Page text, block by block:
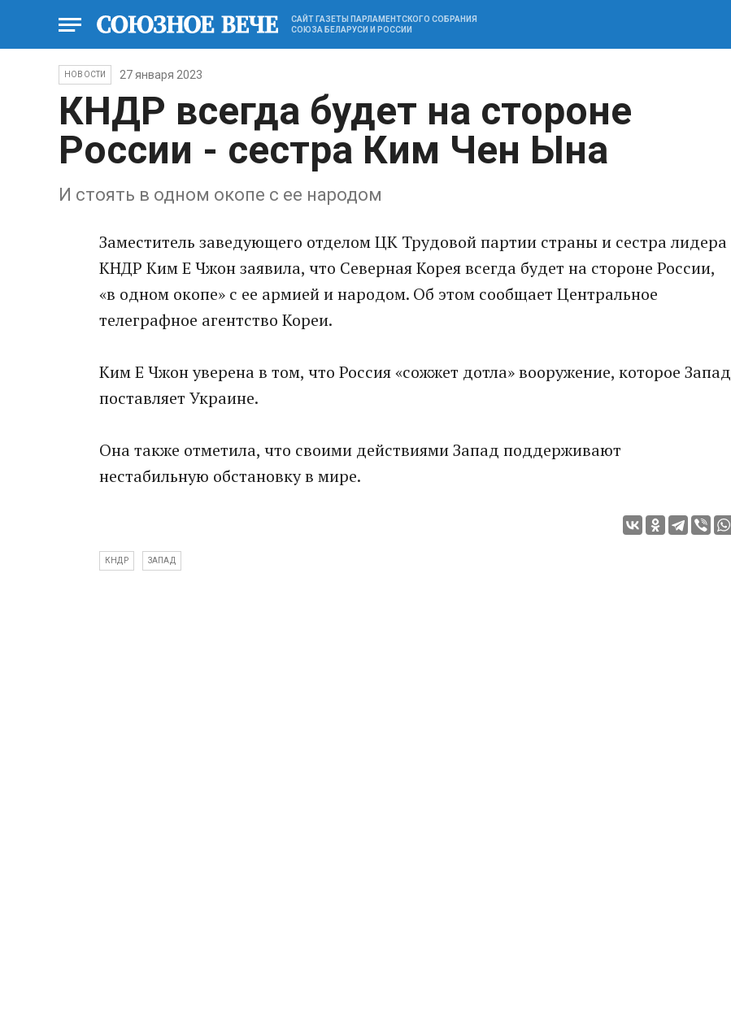
САЙТ ГАЗЕТЫ ПАРЛАМЕНТСКОГО СОБРАНИЯ
СОЮЗА БЕЛАРУСИ И РОССИИ
НОВОСТИ 27 января 2023
КНДР всегда будет на стороне
России - сестра Ким Чен Ына
И стоять в одном окопе с ее народом
Заместитель заведующего отделом ЦК Трудовой партии страны и сестра лидера
КНДР Ким Е Чжон заявила, что Северная Корея всегда будет на стороне России,
«в одном окопе» с ее армией и народом. Об этом сообщает Центральное
телеграфное агентство Кореи.
Ким Е Чжон уверена в том, что Россия «сожжет дотла» вооружение, которое Запад
поставляет Украине.
Она также отметила, что своими действиями Запад поддерживают
нестабильную обстановку в мире.
КНДР ЗАПАД